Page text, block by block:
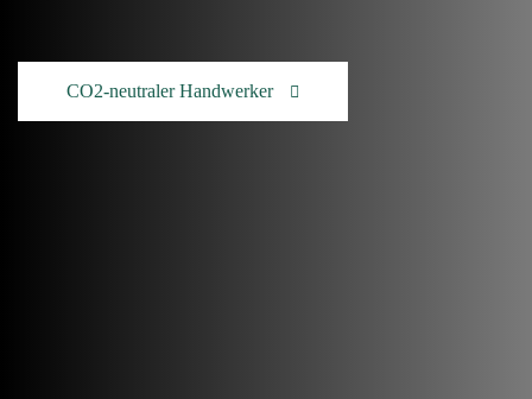
CO2-neutraler Handwerker